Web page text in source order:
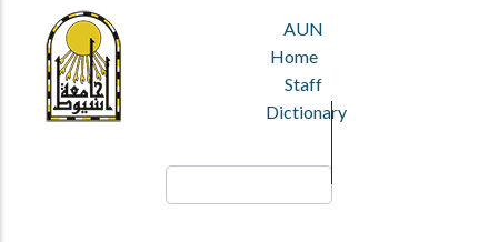
HEADER
MENU
AUN
Home
Staff
Dictionary